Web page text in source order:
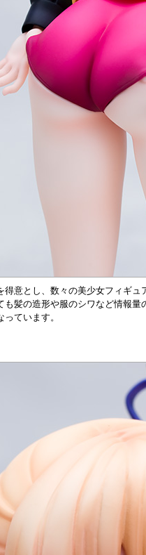
得意とし、数々の美少女フィギ
も髪の造形や服のシワなど情報
ています。